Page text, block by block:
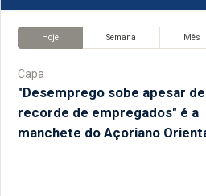
Hoje Semana Mês
Capa
"Desemprego sobe apesar de
recorde de empregados" é a
manchete do Açoriano